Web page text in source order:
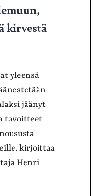
kirvestä
yleensä
jäänyt
tavoitteet
kirjoittaa
Henri